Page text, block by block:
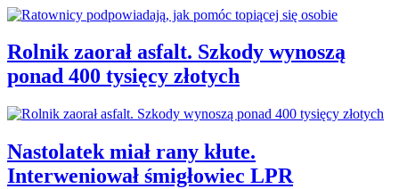
Rolnik zaorał asfalt. Szkody wynoszą
ponad 400 tysięcy złotych
Nastolatek miał rany kłute.
Interweniował śmigłowiec LPR